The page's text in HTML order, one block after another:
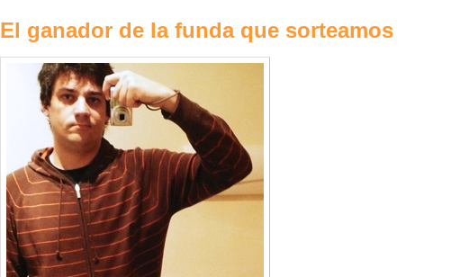
El ganador de la funda que sorteamos